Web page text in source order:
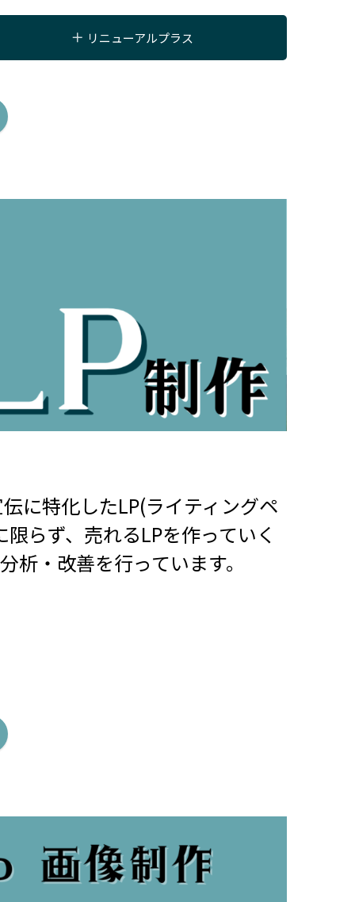
リニューアルプラス
に特化したLP(ライティングペ
らず、売れるLPを作っていく
・改善を行っています。